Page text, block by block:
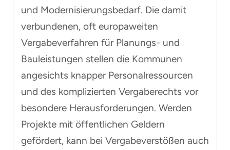
und Modernisierungsbedarf. Die damit
verbundenen, oft europaweiten
Vergabeverfahren für Planungs- und
Bauleistungen stellen die Kommunen
angesichts knapper Personalressourcen
und des komplizierten Vergaberechts vor
besondere Herausforderungen. Werden
Projekte mit öffentlichen Geldern
gefördert, kann bei Vergabeverstößen auch